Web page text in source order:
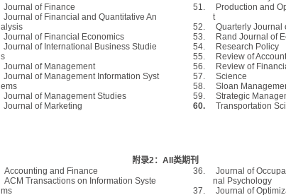
Journal of Finance
Journal of Financial and Quantitative An
alysis
Journal of Financial Economics
Journal of International Business Studie
s
Journal of Management
Journal of Management Information Syst
ems
Journal of Management Studies
Journal of Marketing
51.
Production and
t
52.
Quarterly Journal
53.
Rand Journal of
54.
Research Policy
55.
Review of
56.
Review of
57.
Science
58.
Sloan
59.
Strategic
60.
Transportation
附录2 ： AII类期刊
Accounting and Finance
ACM Transactions on Information Syste
ms
36.
Journal of
nal Psychology
37.
Journal of